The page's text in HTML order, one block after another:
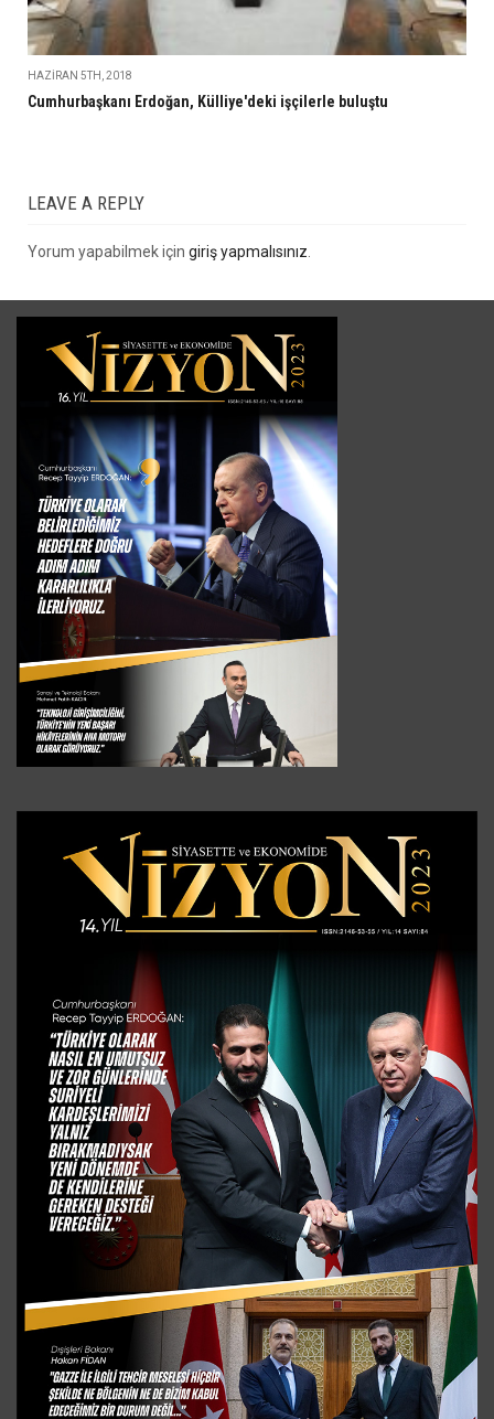
HAZIRAN 5TH, 2018
Cumhurbaşkanı Erdoğan, Külliye'deki işçilerle buluştu
LEAVE A REPLY
Yorum yapabilmek için giriş yapmalısınız.